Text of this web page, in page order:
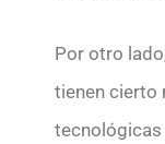
Por otro
tienen cierto
tecnológicas